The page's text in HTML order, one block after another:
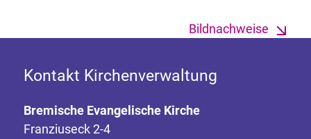
Bildnachweise
Kontakt Kirchenverwaltung
Bremische Evangelische Kirche
Franziuseck 2-4